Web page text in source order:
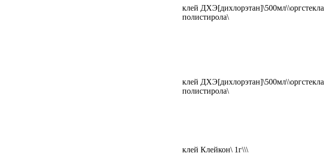
клей
полистирола\
клей
полистирола\
клей Клейкон\ 1г\\\